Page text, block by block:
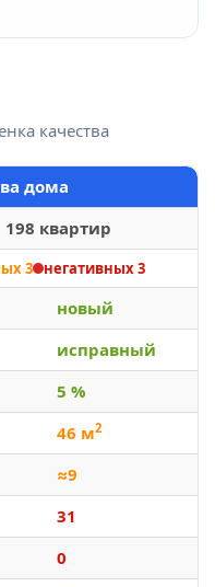
качества
дома
квартир
3 негативных 3
новый
исправный
5 %
46 м2
≈9
31
0